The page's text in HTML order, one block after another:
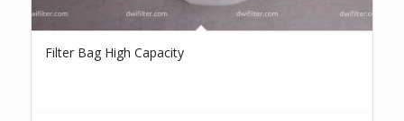
Filter Bag High Capacity